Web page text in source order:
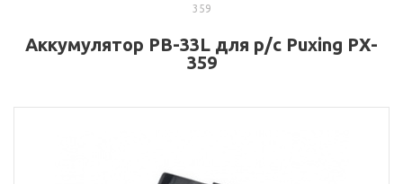
359
Аккумулятор PB-33L для р/с Puxing PX-
359